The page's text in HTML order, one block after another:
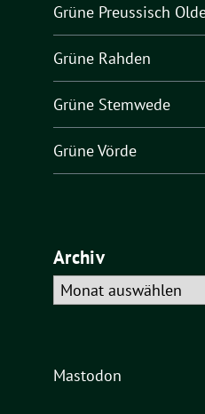
Grüne Preussisch
Grüne Rahden
Grüne Stemwede
Grüne Vörde
Archiv
Archiv
Mastodon